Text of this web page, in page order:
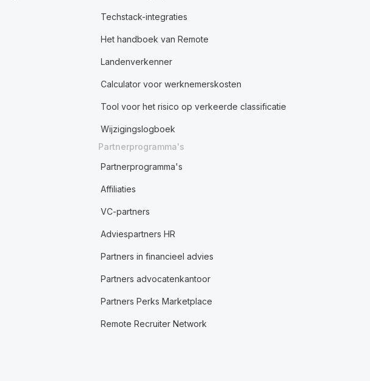
Techstack-integraties
Het handboek van Remote
Landenverkenner
Calculator voor werknemerskosten
Tool voor het risico op verkeerde classificatie
Wijzigingslogboek
Partnerprogramma's
Partnerprogramma's
Affiliaties
VC-partners
Adviespartners HR
Partners in financieel advies
Partners advocatenkantoor
Partners Perks Marketplace
Remote Recruiter Network